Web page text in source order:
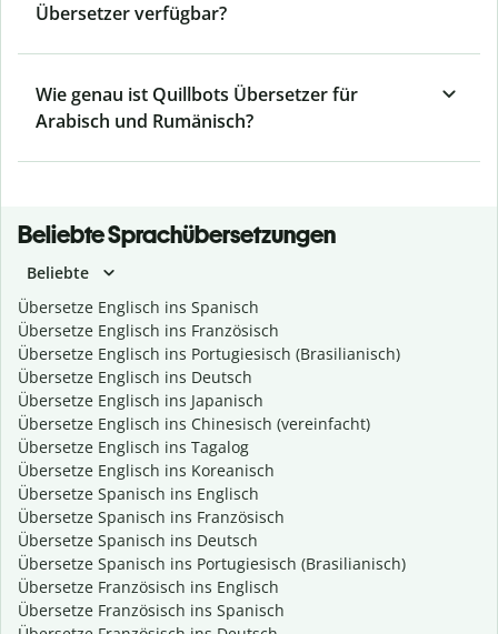
Übersetzer verfügbar?
Wie genau ist Quillbots Übersetzer für
Arabisch und Rumänisch?
Beliebte Sprachübersetzungen
Beliebte
Übersetze Englisch ins Spanisch
Übersetze Englisch ins Französisch
Übersetze Englisch ins Portugiesisch (Brasilianisch)
Übersetze Englisch ins Deutsch
Übersetze Englisch ins Japanisch
Übersetze Englisch ins Chinesisch (vereinfacht)
Übersetze Englisch ins Tagalog
Übersetze Englisch ins Koreanisch
Übersetze Spanisch ins Englisch
Übersetze Spanisch ins Französisch
Übersetze Spanisch ins Deutsch
Übersetze Spanisch ins Portugiesisch (Brasilianisch)
Übersetze Französisch ins Englisch
Übersetze Französisch ins Spanisch